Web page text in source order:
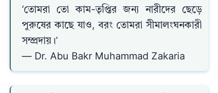
‘তোমরা তো কাম-তৃপ্তির জন্য নারীদের ছেড়ে
পুরুষের কাছে যাও, বরং তোমরা সীমালংঘনকারী
সম্প্রদায়।’
— Dr. Abu Bakr Muhammad Zakaria